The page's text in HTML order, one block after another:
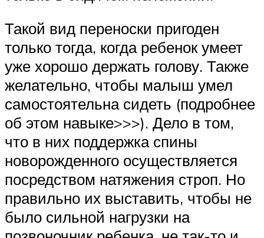
Такой вид переноски пригоден
только тогда, когда ребенок умеет
уже хорошо держать голову. Также
желательно, чтобы малыш умел
самостоятельна сидеть (подробнее
об этом навыке>>>). Дело в том,
что в них поддержка спины
новорожденного осуществляется
посредством натяжения строп. Но
правильно их выставить, чтобы не
было сильной нагрузки на